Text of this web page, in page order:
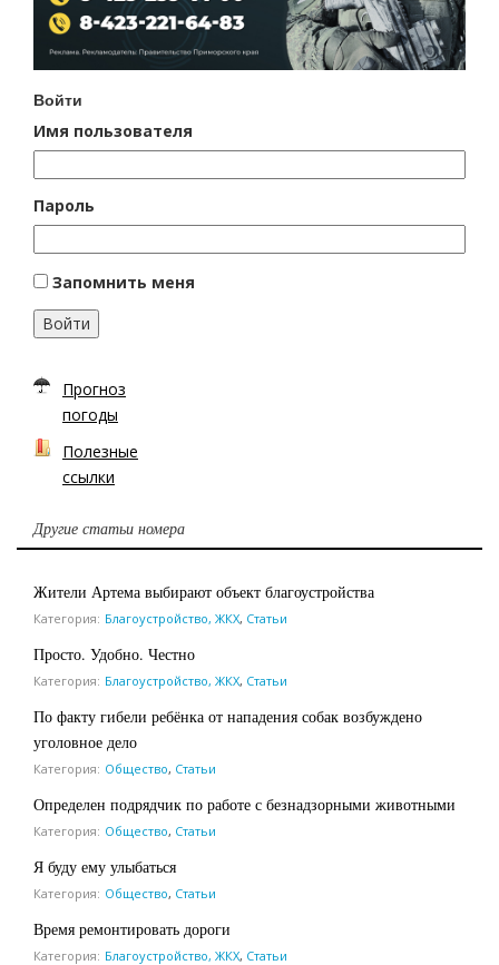
Войти
Имя пользователя
Пароль
Запомнить меня
Войти
Прогноз
погоды
Полезные
ссылки
Другие статьи номера
Жители Артема выбирают объект благоустройства
Категория: Благоустройство, ЖКХ, Статьи
Просто. Удобно. Честно
Категория: Благоустройство, ЖКХ, Статьи
По факту гибели ребёнка от нападения собак возбуждено
уголовное дело
Категория: Общество, Статьи
Определен подрядчик по работе с безнадзорными животными
Категория: Общество, Статьи
Я буду ему улыбаться
Категория: Общество, Статьи
Время ремонтировать дороги
Категория: Благоустройство, ЖКХ, Статьи